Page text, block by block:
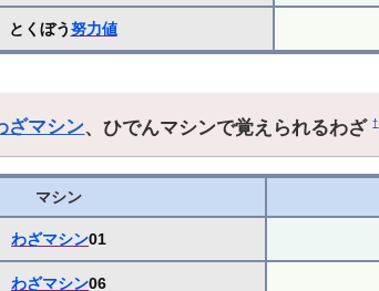
とくぼう努力値
ざマシン、ひでんマシンで覚えられるわざ†
マシン
わざマシン01
わざマシン06